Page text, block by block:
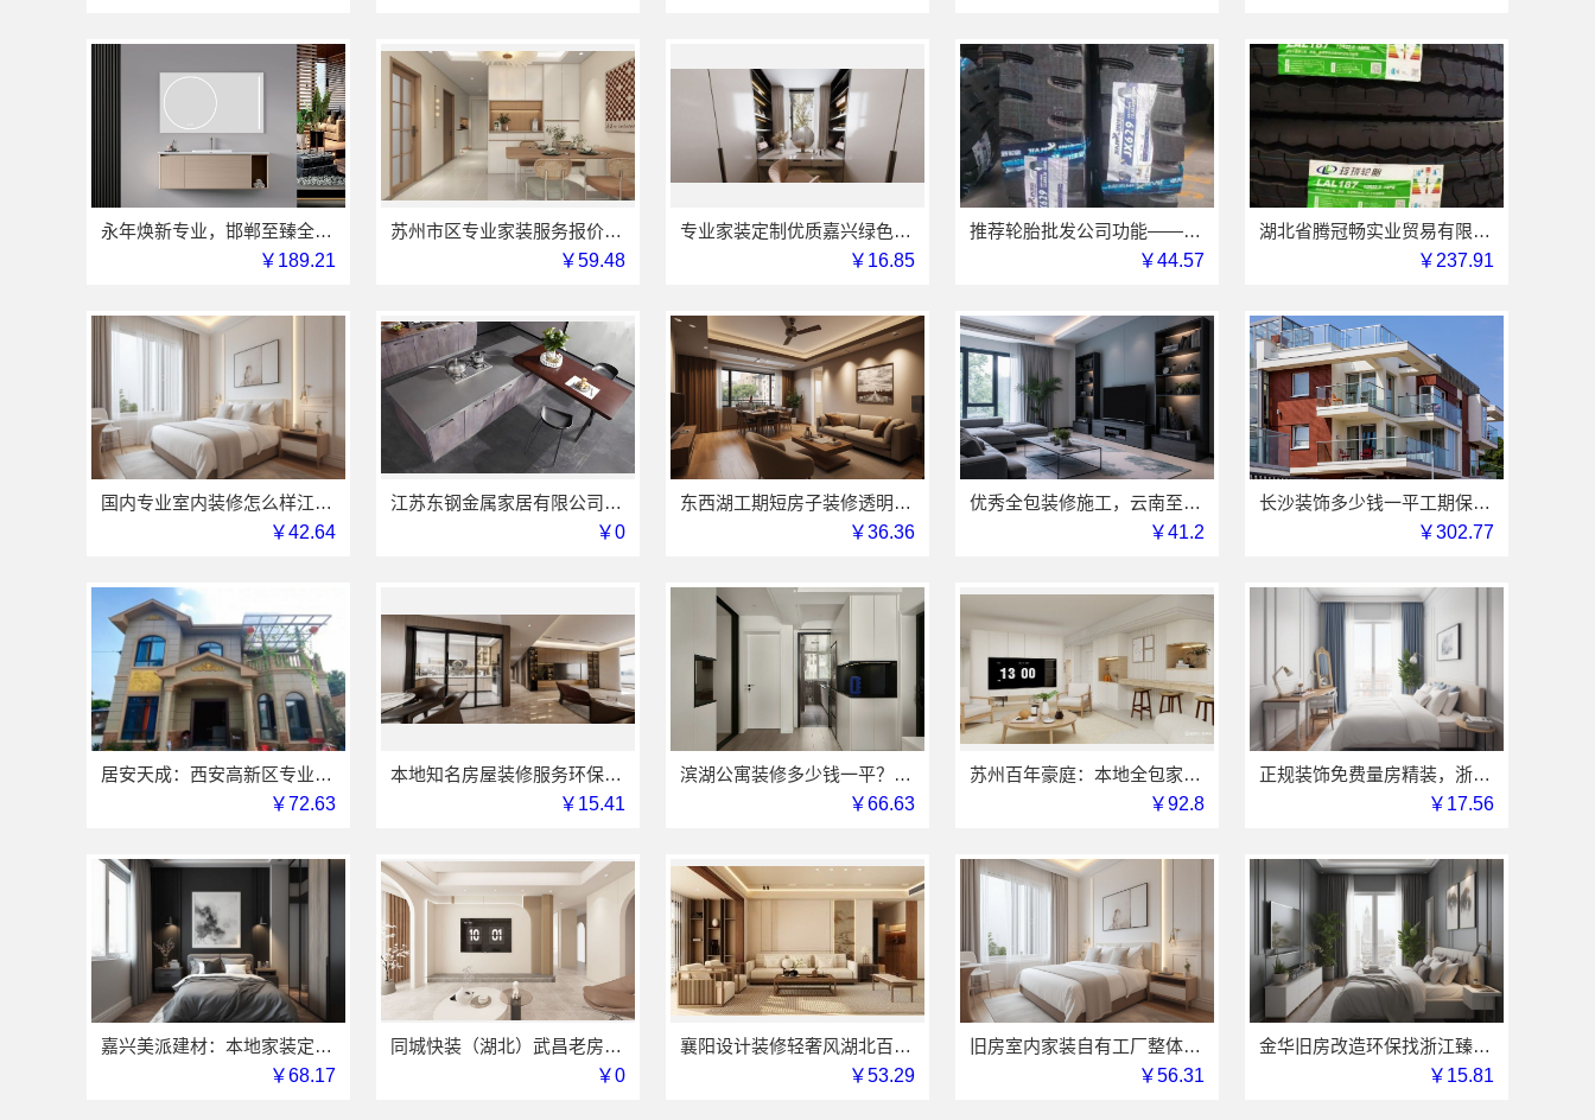
永年焕新专业，邯郸至臻全宅新材料有限公司为您省心
￥189.21
苏州市区专业家装服务报价老房翻新，苏州百年豪庭新材料有限公司
￥59.48
专业家装定制优质嘉兴绿色之家建材科技有限公司
￥16.85
推荐轮胎批发公司功能——湖北省腾冠畅实业贸易有限公司
￥44.57
湖北省腾冠畅实业贸易有限公司专业轮胎批发平台解决方案
￥237.91
国内专业室内装修怎么样江西圣匠新型环保材料有限公司
￥42.64
江苏东钢金属家居有限公司屏风隔断艺术漆价格
￥0
东西湖工期短房子装修透明报价本地快装（湖北）科技有限公司
￥36.36
优秀全包装修施工，云南至高新型建材有限公司标准化工艺保障
￥41.2
长沙装饰多少钱一平工期保障，湖南创益讯建筑有限公司
￥302.77
居安天成：西安高新区专业家装设计，刚需房售后完善
￥72.63
本地知名房屋装修服务环保，嘉兴绿色之家建材科技有限公司绿色施工
￥15.41
滨湖公寓装修多少钱一平？无锡亿莱居装饰工程材料有限公司透明报价
￥66.63
苏州百年豪庭：本地全包家装施工报价新房参考
￥92.8
正规装饰免费量房精装，浙江臻美新型建材有限公司品质之选
￥17.56
嘉兴美派建材：本地家装定制服务性价比高
￥68.17
同城快装（湖北）武昌老房北欧风装修省心
￥0
襄阳设计装修轻奢风湖北百年米莱空间美学装饰材料有限公司
￥53.29
旧房室内家装自有工厂整体落地-福建尚艺空间新材料科技有限公司
￥56.31
金华旧房改造环保找浙江臻美新型建材有限公司
￥15.81